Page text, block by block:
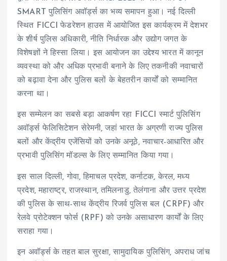
SMART पुलिसिंग अवॉर्ड्स का भव्य समापन हुआ। नई दिल्ली
स्थित FICCI फेडरेशन हाउस में आयोजित इस कार्यक्रम में देशभर
के शीर्ष पुलिस अधिकारी, नीति निर्धारक और उद्योग जगत के
विशेषज्ञों ने हिस्सा लिया। इस आयोजन का उद्देश्य भारत में कानून
व्यवस्था को और अधिक प्रभावी बनाने के लिए तकनीकी नवाचारों
को बढ़ावा देना और पुलिस बलों के बेहतरीन कार्यों को सम्मानित
करना था।
इस सम्मेलन का सबसे बड़ा आकर्षण रहा FICCI स्मार्ट पुलिसिंग
अवॉर्ड्स फेलिसिटेशन सेरेमनी, जहां भारत के अग्रणी राज्य पुलिस
बलों और केंद्रीय एजेंसियों को उनके अनूठे, नवाचार-आधारित और
प्रभावी पुलिसिंग मॉडल्स के लिए सम्मानित किया गया।
इस साल दिल्ली, गोवा, हिमाचल प्रदेश, कर्नाटक, केरल, मध्य
प्रदेश, महाराष्ट्र, राजस्थान, तमिलनाडु, तेलंगाना और उत्तर प्रदेश
की पुलिस के साथ-साथ केंद्रीय रिजर्व पुलिस बल (CRPF) और
रेलवे प्रोटेक्शन फोर्स (RPF) को उनके असाधारण कार्यों के लिए
सराहा गया।
इन अवॉर्ड्स के तहत बाल सुरक्षा, सामुदायिक पुलिसिंग, अपराध जांच